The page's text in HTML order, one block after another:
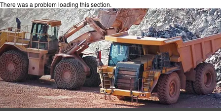
There was a problem loading this section.